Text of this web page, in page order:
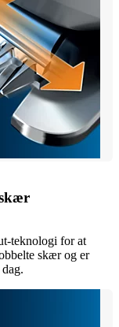
teknologi for at
skær og er